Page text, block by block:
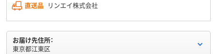
直送品 リンエイ株式会社
お届け先住所：
東京都江東区